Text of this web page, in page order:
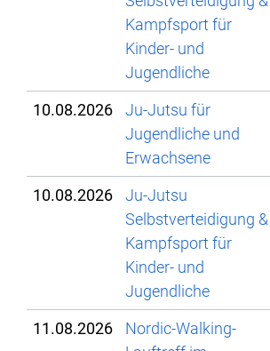
Kampfsport für
Kinder- und
Jugendliche
10.08.2026
Ju-Jutsu für
Jugendliche und
Erwachsene
10.08.2026
Ju-Jutsu
Selbstverteidigung &
Kampfsport für
Kinder- und
Jugendliche
11.08.2026
Nordic-Walking-